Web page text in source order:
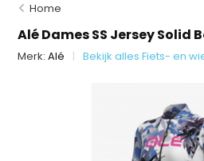
Home
Alé Dames SS Jersey Solid
Merk:Alé Bekijk alles Fiets- en